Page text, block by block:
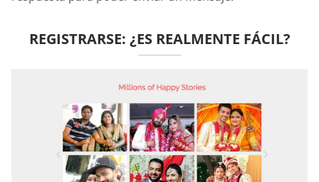
REGISTRARSE: ¿ES REALMENTE FÁCIL?